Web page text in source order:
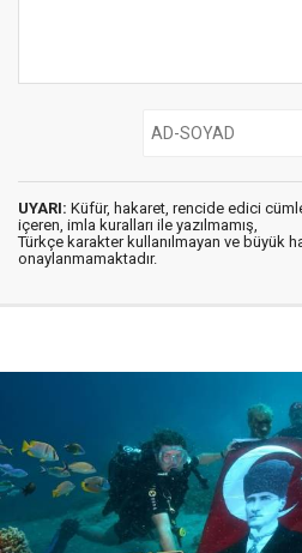
UYARI: Küfür, hakaret, rencide edici
içeren, imla kuralları ile yazılmamış,
Türkçe karakter kullanılmayan ve büyük
onaylanmamaktadır.